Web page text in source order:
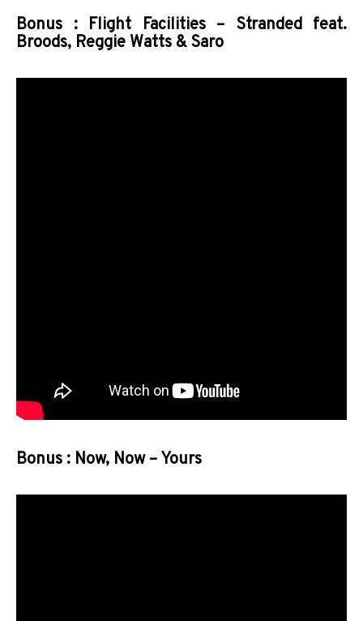
Bonus : Flight Facilities – Stranded feat.
Broods, Reggie Watts & Saro
Bonus : Now, Now – Yours